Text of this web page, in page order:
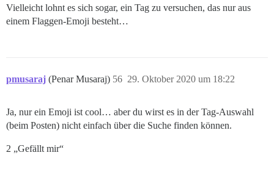
Vielleicht lohnt es sich sogar, ein Tag zu versuchen, das nur aus
einem Flaggen-Emoji besteht…
pmusaraj (Penar Musaraj) 29. Oktober 2020 um 18:22
56
Ja, nur ein Emoji ist cool… aber du wirst es in der Tag-Auswahl
(beim Posten) nicht einfach über die Suche finden können.
2 „Gefällt mir“